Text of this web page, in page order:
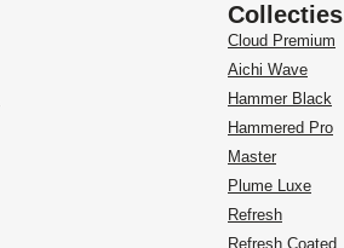
Collecties
Cloud Premium
Aichi Wave
Hammer Black
Hammered Pro
Master
Plume Luxe
Refresh
Refresh Coated